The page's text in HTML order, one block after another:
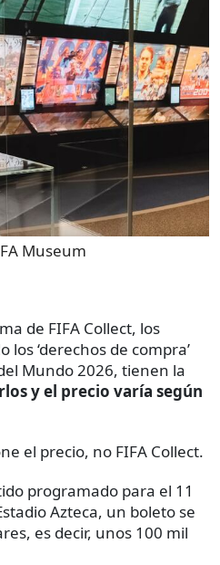
Museum
de FIFA Collect, los
‘derechos de compra’
Mundo 2026, tienen la
y el precio varía según
el precio, no FIFA Collect.
programado para el 11
Azteca, un boleto se
es decir, unos 100 mil